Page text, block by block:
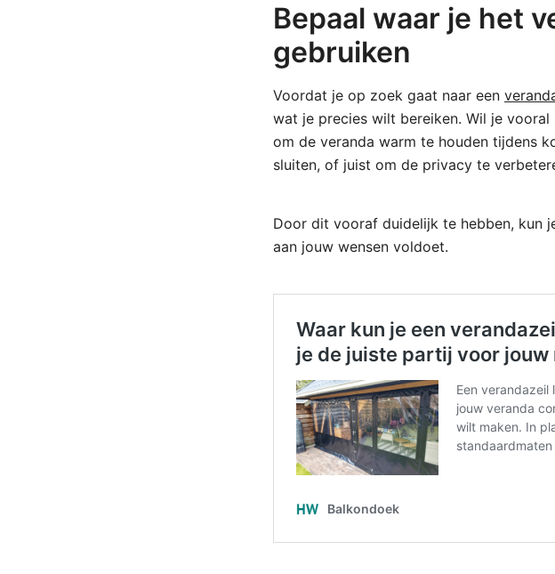
Bepaal waar je het
gebruiken
Voordat je op zoek gaat naar een
wat je precies wilt bereiken. Wil je
om de veranda warm te houden tijdens
sluiten, of juist om de privacy te
Door dit vooraf duidelijk te hebben, kun
aan jouw wensen voldoet.